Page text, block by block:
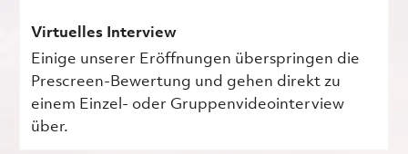
Virtuelles Interview
Einige unserer Eröffnungen überspringen die
Prescreen-Bewertung und gehen direkt zu
einem Einzel- oder Gruppenvideointerview
über.